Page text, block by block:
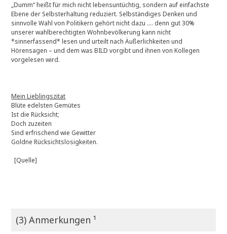
„Dumm“ heißt für mich nicht lebensuntüchtig, sondern auf einfachste
Ebene der Selbsterhaltung reduziert. Selbständiges Denken und
sinnvolle Wahl von Politikern gehört nicht dazu …. denn gut 30%
unserer wahlberechtigten Wohnbevölkerung kann nicht
*sinnerfassend* lesen und urteilt nach Äußerlichkeiten und
Hörensagen – und dem was BILD vorgibt und ihnen von Kollegen
vorgelesen wird.
Mein Lieblingszitat
Blüte edelsten Gemütes
Ist die Rücksicht;
Doch zuzeiten
Sind erfrischend wie Gewitter
Goldne Rücksichtslosigkeiten.
[Quelle]
(3) Anmerkungen ¹